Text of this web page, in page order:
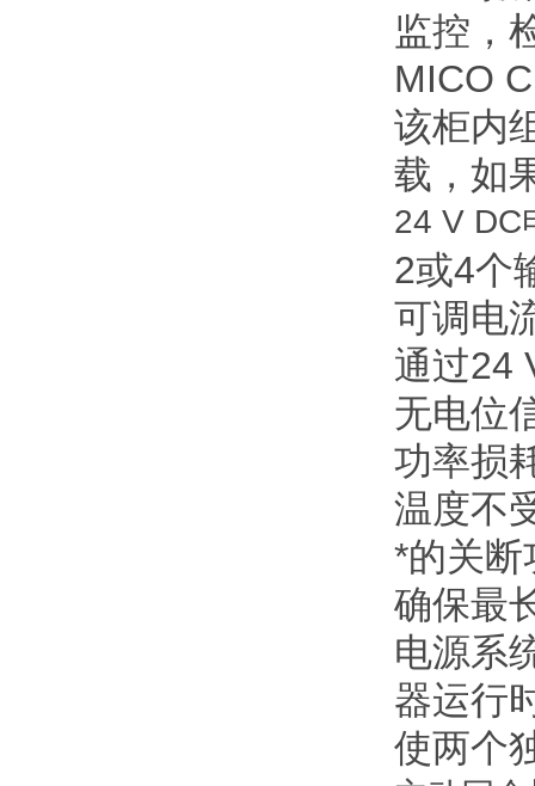
监控，
MICO
该柜内
载，如
24 V DC
2或4个
可调电
通过24
无电位
功率损
温度不
*的关断
确保最
电源系
器运行
使两个